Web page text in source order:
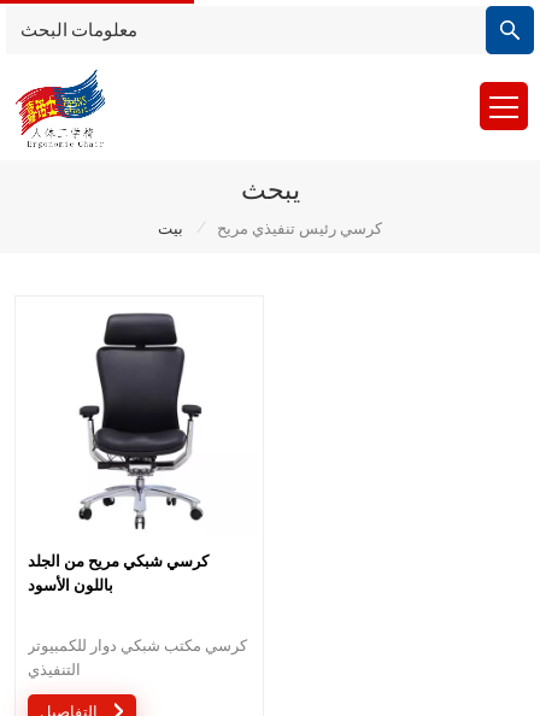
يبحث
بيت / كرسي رئيس تنفيذي مريح
كرسي شبكي مريح من الجلد
باللون الأسود
كرسي مكتب شبكي دوار للكمبيوتر
التنفيذي